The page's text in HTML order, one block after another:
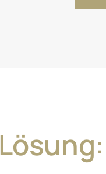
Lösung: